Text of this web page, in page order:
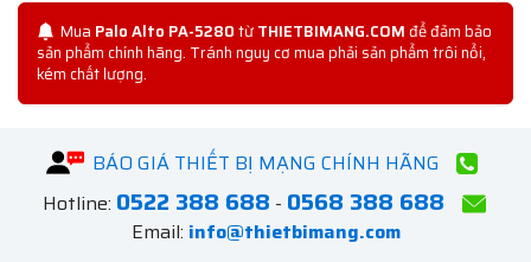
Mua Palo Alto PA-5280từTHIETBIMANG.COMđể đảm bảo
sản phẩm chính hãng. Tránh nguy cơ mua phải sản phẩm trôi nổi,
kém chất lượng.
BÁO GIÁ THIẾT BỊ MẠNG CHÍNH HÃNG
Hotline: 0522 388 688 - 0568 388 688
Email: info@thietbimang.com